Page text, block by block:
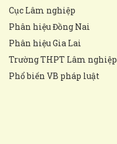
Cục Lâm nghiệp
Phân hiệu Đồng Nai
Phân hiệu Gia Lai
Trường THPT Lâm nghiệp
Phổ biến VB pháp luật